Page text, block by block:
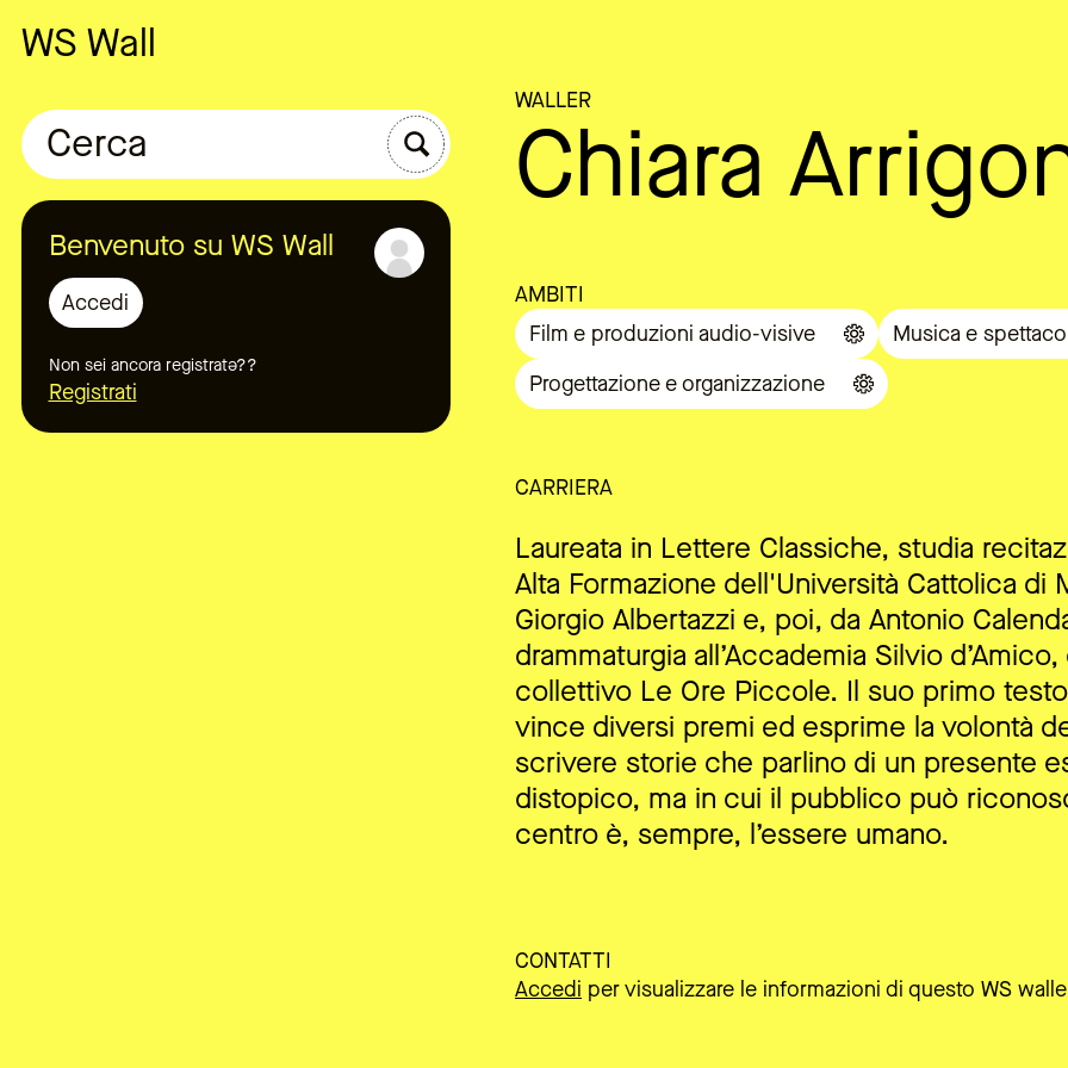
WS Wall
Cerca
Benvenuto su WS Wall
Accedi
Non sei ancora registratə??
Registrati
WALLER
Chiara
AMBITI
Film e produzioni audio-visive
Musica e
Progettazione e organizzazione
CARRIERA
Laureata in Lettere Classiche, studia
Alta Formazione dell'Università Cattolica di
Giorgio Albertazzi e, poi, da Antonio
drammaturgia all’Accademia Silvio
collettivo Le Ore Piccole. Il suo primo
vince diversi premi ed esprime la volontà
scrivere storie che parlino di un presente
distopico, ma in cui il pubblico può
centro è, sempre, l’essere umano.
CONTATTI
Accedi per visualizzare le informazioni di questo WS